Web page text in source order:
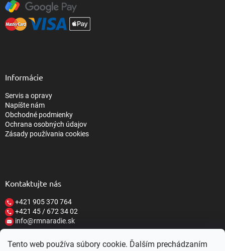
Tento web používa súbory cookie. Ďalším prechádzaním
Informácie
Servis a opravy
Napíšte nám
Obchodné podmienky
Ochrana osobných údajov
Zásady používania cookies
Kontaktujte nás
+421 905 370 764
+421 45 / 672 34 02
info@rmnaradie.sk